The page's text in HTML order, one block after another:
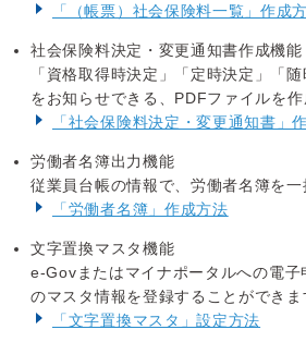
「（帳票）社会保険料一覧」作成
社会保険料決定・変更通知書作成機能
「資格取得時決定」「定時決定」「
をお知らせできる、PDFファイルを作
「社会保険料決定・変更通知書」
労働者名簿出力機能
従業員台帳の情報で、労働者名簿を一
「労働者名簿」作成方法
文字置換マスタ機能
e-Govまたはマイナポータルへの電
のマスタ情報を登録することができま
「文字置換マスタ」設定方法